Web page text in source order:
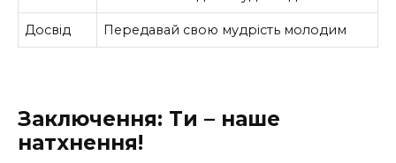
Досвід Передавай свою мудрість молодим
Заключення: Ти – наше
натхнення!